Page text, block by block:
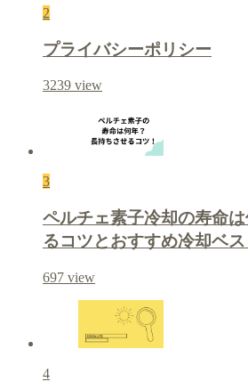
2
プライバシーポリシー
3239 view
3
ペルチェ素子冷却の寿命
るコツとおすすめ冷却ベ
697 view
4